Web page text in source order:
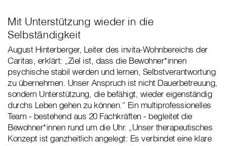
Mit Unterstützung wieder in die
Selbständigkeit
August Hinterberger, Leiter des invita-Wohnbereichs der
Caritas, erklärt: „Ziel ist, dass die Bewohner*innen
psychische stabil werden und lernen, Selbstverantwortung
zu übernehmen. Unser Anspruch ist nicht Dauerbetreuung,
sondern Unterstützung, die befähigt, wieder eigenständig
durchs Leben gehen zu können.“ Ein multiprofessionelles
Team - bestehend aus 20 Fachkräften - begleitet die
Bewohner*innen rund um die Uhr. „Unser therapeutisches
Konzept ist ganzheitlich angelegt: Es verbindet eine klare